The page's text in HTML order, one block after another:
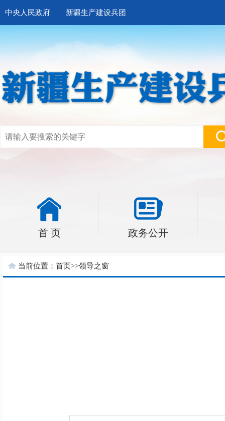
中央人民政府 | 新疆生产建设兵团
首 页 政务公开
当前位置： 首页>>领导之窗